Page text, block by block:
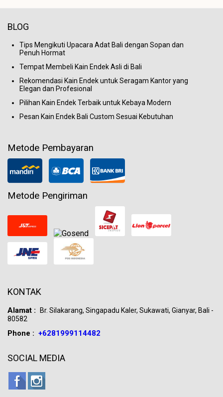
BLOG
Tips Mengikuti Upacara Adat Bali dengan Sopan dan
Penuh Hormat
Tempat Membeli Kain Endek Asli di Bali
Rekomendasi Kain Endek untuk Seragam Kantor yang
Elegan dan Profesional
Pilihan Kain Endek Terbaik untuk Kebaya Modern
Pesan Kain Endek Bali Custom Sesuai Kebutuhan
Metode Pembayaran
Metode Pengiriman
KONTAK
Alamat :
Br. Silakarang, Singapadu Kaler, Sukawati, Gianyar, Bali -
80582
Phone : +6281999114482
SOCIAL MEDIA